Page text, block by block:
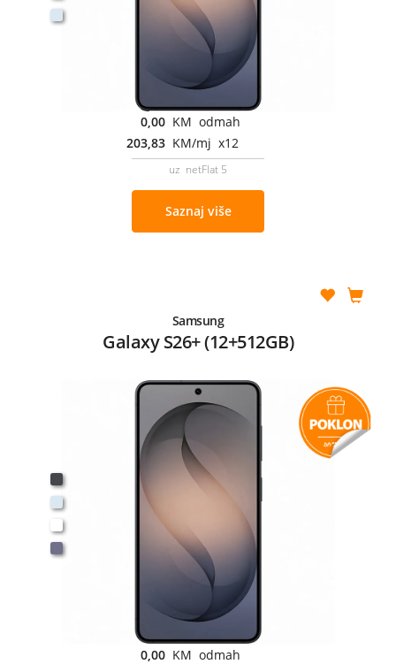
0,00 KM odmah
203,83 KM/mj x12
uz netFlat 5
Saznaj više
Samsung
Galaxy S26+ (12+512GB)
0,00 KM odmah